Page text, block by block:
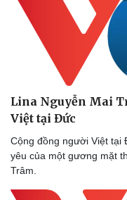
Lina Nguyễn Mai
Việt tại Đức
Cộng đồng người Việt tại
yêu của một gương mặt
Trâm.